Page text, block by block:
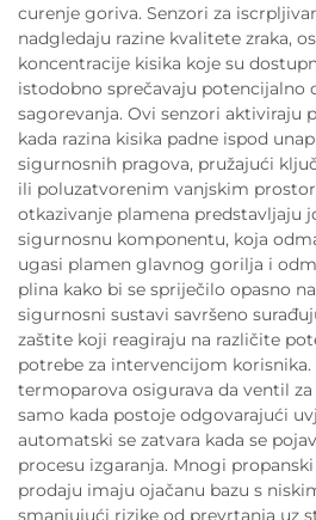
curenje goriva. Senzori za
nadgledaju razine kvalitete zraka,
koncentracije kisika koje su
istodobno sprečavaju potencijalno
sagorevanja. Ovi senzori aktiviraju
kada razina kisika padne ispod
sigurnosnih pragova, pružajući
ili poluzatvorenim vanjskim
otkazivanje plamena predstavljaju
sigurnosnu komponentu, koja
ugasi plamen glavnog gorilja i
plina kako bi se spriječilo opasno
sigurnosni sustavi savršeno
zaštite koji reagiraju na različite
potrebe za intervencijom korisnika.
termoparova osigurava da ventil
samo kada postoje odgovarajući
automatski se zatvara kada se
procesu izgaranja. Mnogi
prodaju imaju ojačanu bazu s
smanjujući rizike od prevrtanja uz